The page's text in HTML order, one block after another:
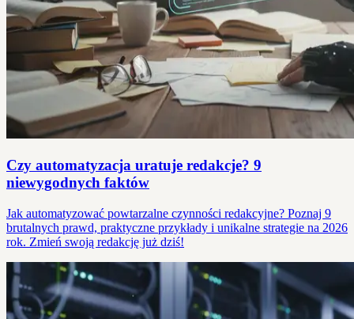
Czy automatyzacja uratuje redakcje? 9
niewygodnych faktów
Jak automatyzować powtarzalne czynności redakcyjne? Poznaj 9
brutalnych prawd, praktyczne przykłady i unikalne strategie na 2026
rok. Zmień swoją redakcję już dziś!